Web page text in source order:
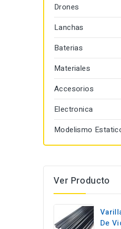
Drones
Lanchas
Baterias
Materiales
Accesorios
Electronica
Modelismo
Ver Producto
De